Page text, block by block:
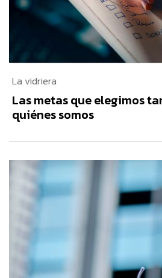
La vidriera
Las metas que elegimos
quiénes somos